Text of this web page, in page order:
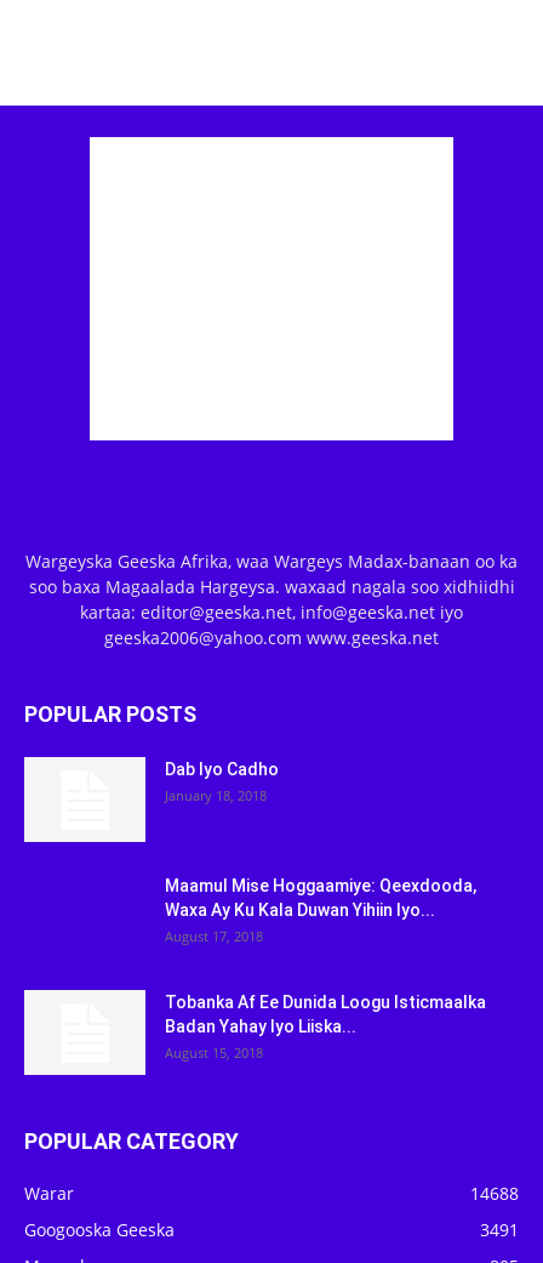
Wargeyska Geeska Afrika, waa Wargeys Madax-banaan oo ka
soo baxa Magaalada Hargeysa. waxaad nagala soo xidhiidhi
kartaa: editor@geeska.net, info@geeska.net iyo
geeska2006@yahoo.com www.geeska.net
POPULAR POSTS
Dab Iyo Cadho
January 18, 2018
Maamul Mise Hoggaamiye: Qeexdooda,
Waxa Ay Ku Kala Duwan Yihiin Iyo...
August 17, 2018
Tobanka Af Ee Dunida Loogu Isticmaalka
Badan Yahay Iyo Liiska...
August 15, 2018
POPULAR CATEGORY
Warar
14688
Googooska Geeska
3491